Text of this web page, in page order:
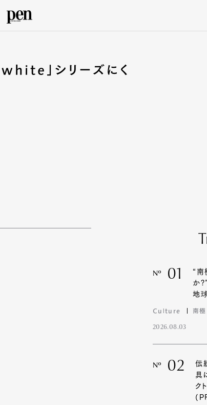
」シリーズにく
Nº 01
“南
か
地
Culture 南極
2026.08.03
Nº 02
伝
具
ク